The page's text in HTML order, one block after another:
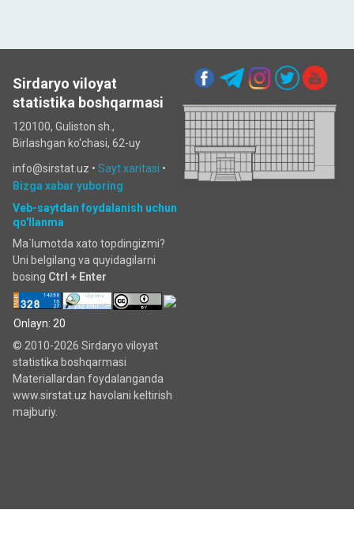
Sirdaryo viloyat
statistika boshqarmasi
120100, Guliston sh.,
Birlashgan ko‘chаsi, 62-uy
info@sirstat.uz • Sayt xaritasi •
Bizga xabar yuboring
Veb-saytdan foydalanish uchun
qo'llanma
Ma`lumotda xato topdingizmi?
Uni belgilang va quyidagilarni
bosing Ctrl + Enter
Onlayn: 20
© 2010-2026 Sirdaryo viloyat
statistika boshqarmasi
Materiallardan foydalanganda
www.sirstat.uz havolani keltirish
majburiy.